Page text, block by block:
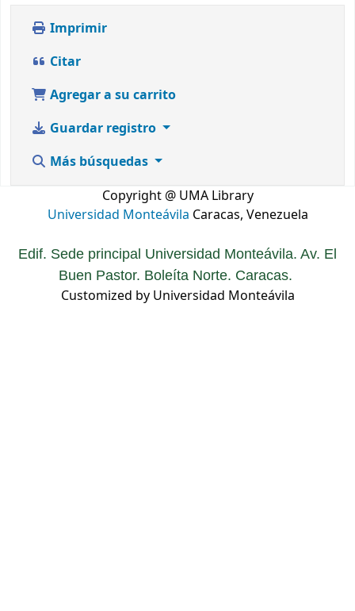
Imprimir
Citar
Agregar a su carrito
Guardar registro
Más búsquedas
Copyright @ UMA Library
Universidad Monteávila Caracas, Venezuela
Edif. Sede principal Universidad Monteávila. Av. El
Buen Pastor. Boleíta Norte. Caracas.
Customized by Universidad Monteávila